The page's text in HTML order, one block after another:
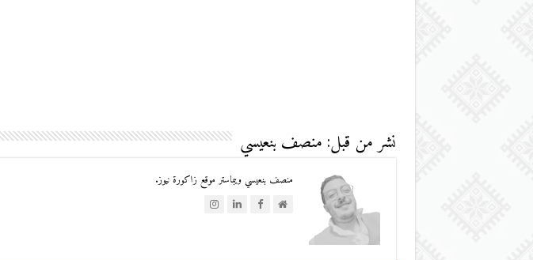
نشر من قبل: منصف بنعيسي
منصف بنعيسي ويبماستر موقع زاكورة نيوز.